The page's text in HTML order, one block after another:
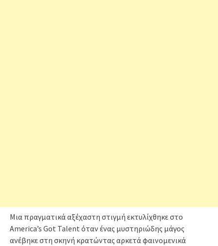
Μια πραγματικά αξέχαστη στιγμή εκτυλίχθηκε στο
America’s Got Talent όταν ένας μυστηριώδης μάγος
ανέβηκε στη σκηνή κρατώντας αρκετά φαινομενικά